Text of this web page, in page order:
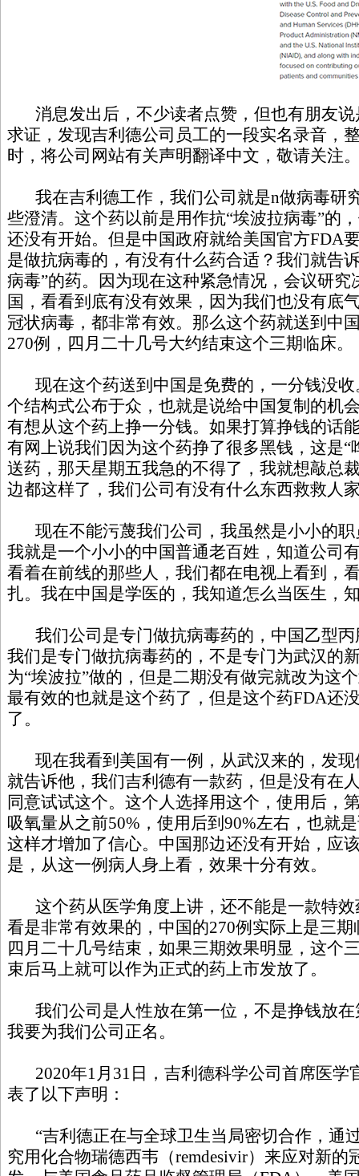
消息发出后，不少读者点赞，但也有朋友说
求证，发现吉利德公司员工的一段实名录音，
时，将公司网站有关声明翻译中文，敬请关注
我在吉利德工作，我们公司就是n做病毒研
些澄清。这个药以前是用作抗“埃波拉病毒”的
还没有开始。但是中国政府就给美国官方FDA
是做抗病毒的，有没有什么药合适？我们就告
病毒”的药。因为现在这种紧急情况，会议研
国，看看到底有没有效果，因为我们也没有底
冠状病毒，都非常有效。那么这个药就送到中
270例，四月二十几号大约结束这个三期临床。
现在这个药送到中国是免费的，一分钱没收
个结构式公布于众，也就是说给中国复制的机
有想从这个药上挣一分钱。如果打算挣钱的话
有网上说我们因为这个药挣了很多黑钱，这是“
送药，那天星期五我急的不得了，我就想敲总
边都这样了，我们公司有没有什么东西救救人
现在不能污蔑我们公司，我虽然是小小的职
我就是一个小小的中国普通老百姓，知道公司
看着在前线的那些人，我们都在电视上看到，
扎。我在中国是学医的，我知道怎么当医生，
我们公司是专门做抗病毒药的，中国乙型丙
我们是专门做抗病毒药的，不是专门为武汉的
为“埃波拉”做的，但是二期没有做完就改为这
最有效的也就是这个药了，但是这个药FDA还
了。
现在我看到美国有一例，从武汉来的，发现
就告诉他，我们吉利德有一款药，但是没有在
同意试试这个。这个人选择用这个，使用后，
吸氧量从之前50%，使用后到90%左右，也就
这样才增加了信心。中国那边还没有开始，应
是，从这一例病人身上看，效果十分有效。
这个药从医学角度上讲，还不能是一款特效
看是非常有效果的，中国的270例实际上是三
四月二十几号结束，如果三期效果明显，这个
束后马上就可以作为正式的药上市发放了。
我们公司是人性放在第一位，不是挣钱放在
我要为我们公司正名。
2020年1月31日，吉利德科学公司首席医学
表了以下声明：
“吉利德正在与全球卫生当局密切合作，通
究用化合物瑞德西韦（remdesivir）来应对新的